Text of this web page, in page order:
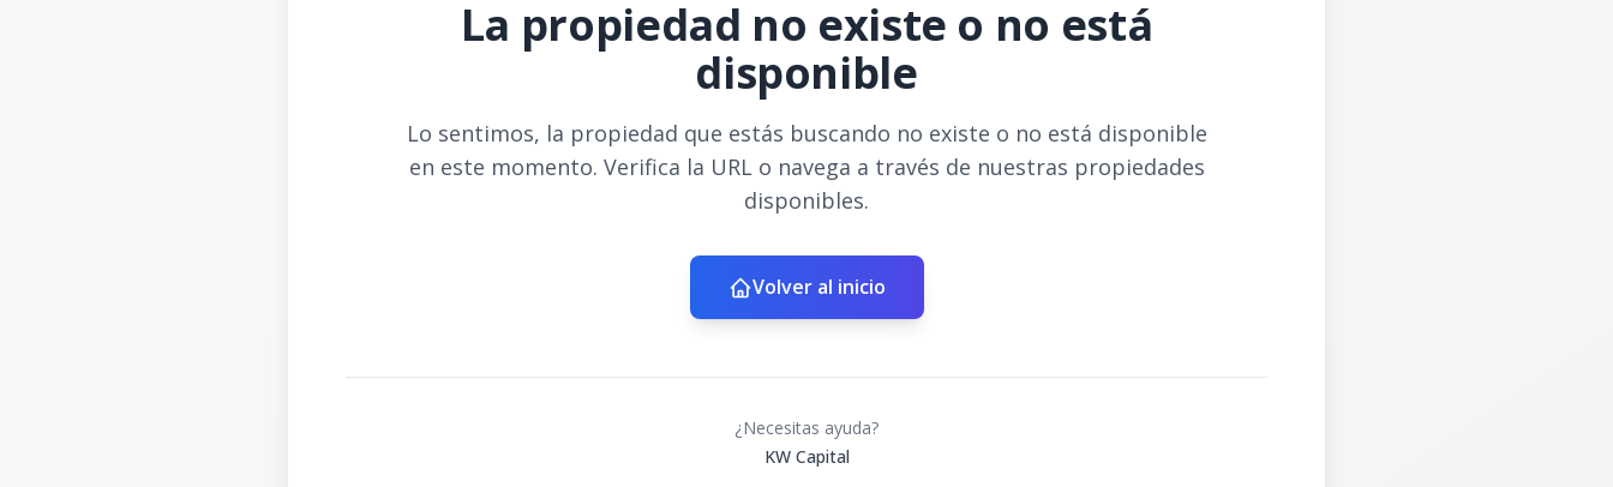
La propiedad no existe o no está
disponible
Lo sentimos, la propiedad que estás buscando no existe o no está disponible
en este momento. Verifica la URL o navega a través de nuestras propiedades
disponibles.
Volver al inicio
¿Necesitas ayuda?
KW Capital